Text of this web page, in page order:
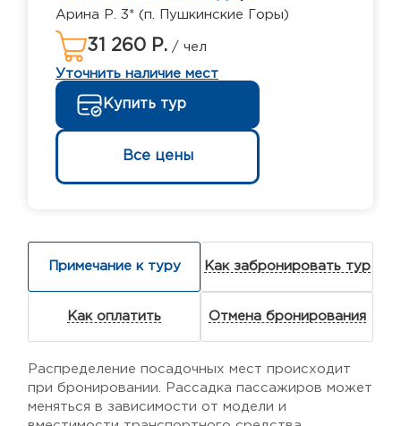
Арина Р. 3* (п. Пушкинские Горы)
31 260 Р. / чел
Уточнить наличие мест
Купить тур
Все цены
Примечание к туру Как забронировать тур
Как оплатить Отмена бронирования
Распределение посадочных мест происходит
при бронировании. Рассадка пассажиров может
меняться в зависимости от модели и